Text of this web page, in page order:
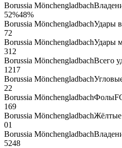
Borussia Mönchengladbach
52%48%
Borussia MönchengladbachУдары
72
Borussia MönchengladbachУдары
312
Borussia MönchengladbachВсего
1217
Borussia Mönchengladbach
22
Borussia MönchengladbachФолы
169
Borussia MönchengladbachЖёлтые
01
Borussia Mönchengladbach
5248